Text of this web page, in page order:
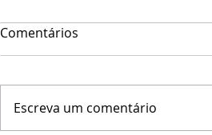
Comentários
Escreva um comentário